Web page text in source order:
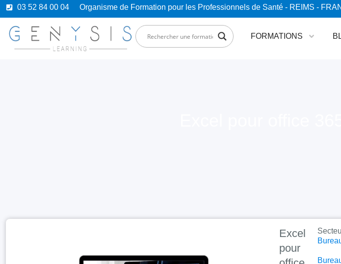
03 52 84 00 04 Organisme de Formation pour les Professionnels de Santé - REIMS -
FORMATIONS
Excel
pour